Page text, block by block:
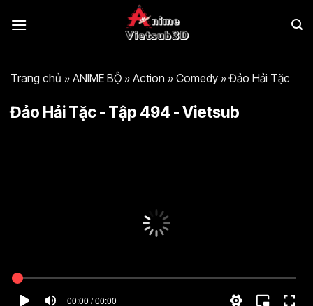
qua
Trang chủ » ANIME BỘ » Action » Comedy »Đảo Hải Tặc
Đảo Hải Tặc - Tập 494 - Vietsub
00:00 / 00:00